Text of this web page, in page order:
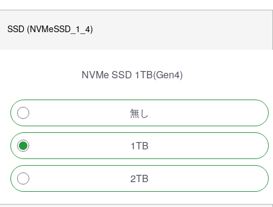
SSD (NVMeSSD_1_4)
NVMe SSD 1TB(Gen4)
無し
1TB
2TB